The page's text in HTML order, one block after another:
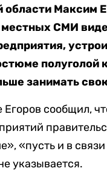
области Максим
СМИ
полуголой
занимать
сообщил,
«пусть и в
указывается.